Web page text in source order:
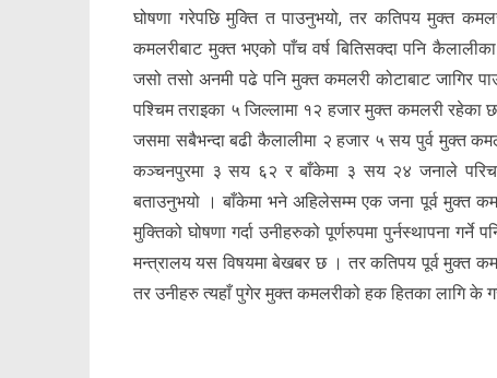
घोषणा गरेपछि मुक्ति त पाउनुभयो, तर कतिपय मुक्त
कमलरीबाट मुक्त भएको पाँच वर्ष बितिसक्दा पनि
जसो तसो अनमी पढे पनि मुक्त कमलरी कोटाबाट जागिर
पश्चिम तराइका ५ जिल्लामा १२ हजार मुक्त कमलरी
जसमा सबैभन्दा बढी कैलालीमा २ हजार ५ सय पुर्व मुक्त
कञ्चनपुरमा ३ सय ६२ र बाँकेमा ३ सय २४ जनाले
बताउनुभयो । बाँकेमा भने अहिलेसम्म एक जना पूर्व मुक्त
मुक्तिको घोषणा गर्दा उनीहरुको पूर्णरुपमा पुर्नस्थापना
मन्त्रालय यस विषयमा बेखबर छ । तर कतिपय पूर्व मुक्त
तर उनीहरु त्यहाँ पुगेर मुक्त कमलरीको हक हितका लागि के